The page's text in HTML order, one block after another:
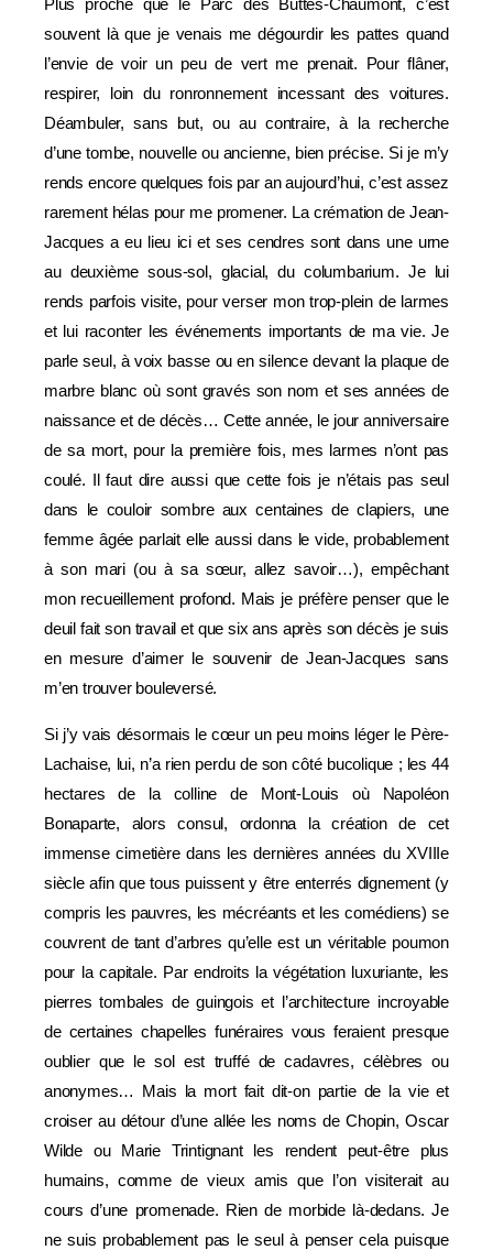
Plus proche que le Parc des Buttes-Chaumont, c’est
souvent là que je venais me dégourdir les pattes quand
l’envie de voir un peu de vert me prenait. Pour flâner,
respirer, loin du ronronnement incessant des voitures.
Déambuler, sans but, ou au contraire, à la recherche
d’une tombe, nouvelle ou ancienne, bien précise. Si je m’y
rends encore quelques fois par an aujourd’hui, c’est assez
rarement hélas pour me promener. La crémation de Jean-
Jacques a eu lieu ici et ses cendres sont dans une urne
au deuxième sous-sol, glacial, du columbarium. Je lui
rends parfois visite, pour verser mon trop-plein de larmes
et lui raconter les événements importants de ma vie. Je
parle seul, à voix basse ou en silence devant la plaque de
marbre blanc où sont gravés son nom et ses années de
naissance et de décès… Cette année, le jour anniversaire
de sa mort, pour la première fois, mes larmes n’ont pas
coulé. Il faut dire aussi que cette fois je n’étais pas seul
dans le couloir sombre aux centaines de clapiers, une
femme âgée parlait elle aussi dans le vide, probablement
à son mari (ou à sa sœur, allez savoir…), empêchant
mon recueillement profond. Mais je préfère penser que le
deuil fait son travail et que six ans après son décès je suis
en mesure d’aimer le souvenir de Jean-Jacques sans
m’en trouver bouleversé.
Si j’y vais désormais le cœur un peu moins léger le Père-
Lachaise, lui, n’a rien perdu de son côté bucolique ; les 44
hectares de la colline de Mont-Louis où Napoléon
Bonaparte, alors consul, ordonna la création de cet
immense cimetière dans les dernières années du XVIIIe
siècle afin que tous puissent y être enterrés dignement (y
compris les pauvres, les mécréants et les comédiens) se
couvrent de tant d’arbres qu’elle est un véritable poumon
pour la capitale. Par endroits la végétation luxuriante, les
pierres tombales de guingois et l’architecture incroyable
de certaines chapelles funéraires vous feraient presque
oublier que le sol est truffé de cadavres, célèbres ou
anonymes… Mais la mort fait dit-on partie de la vie et
croiser au détour d’une allée les noms de Chopin, Oscar
Wilde ou Marie Trintignant les rendent peut-être plus
humains, comme de vieux amis que l’on visiterait au
cours d’une promenade. Rien de morbide là-dedans. Je
ne suis probablement pas le seul à penser cela puisque